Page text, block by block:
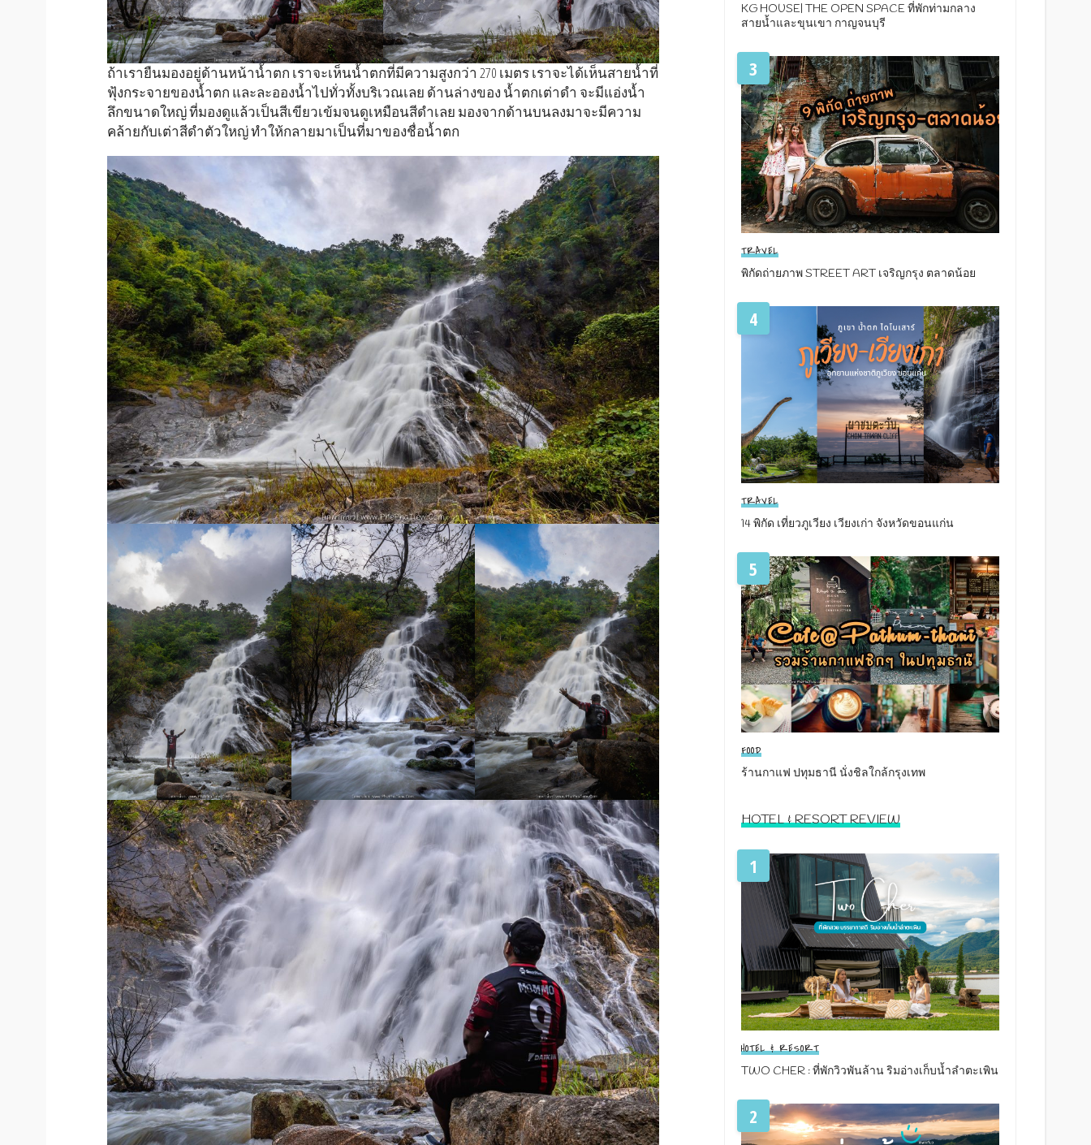
ถ้าเรายืนมองอยู่ด้านหน้าน้ำตก เราจะเห็นน้ำตกที่มีความสูงกว่า 270 เมตร เราจะได้เห็นสายน้ำที่
ฟุ้งกระจายของน้ำตก และละอองน้ำไปทั่วทั้งบริเวณเลย ด้านล่างของ น้ำตกเต่าดำ จะมีแอ่งน้ำ
ลึกขนาดใหญ่ ที่มองดูแล้วเป็นสีเขียวเข้มจนดูเหมือนสีดำเลย มองจากด้านบนลงมาจะมีความ
คล้ายกับเต่าสีดำตัวใหญ่ ทำให้กลายมาเป็นที่มาของชื่อน้ำตก
KG HOUSE| THE OPEN SPACE ที่พักท่ามกลาง
สายน้ำและขุนเขา กาญจนบุรี
3
TRAVEL
พิกัดถ่ายภาพ STREET ART เจริญกรุง ตลาดน้อย
4
TRAVEL
14 พิกัด เที่ยวภูเวียง เวียงเก่า จังหวัดขอนแก่น
5
FOOD
ร้านกาแฟ ปทุมธานี นั่งชิลใกล้กรุงเทพ
HOTEL & RESORT REVIEW
1
HOTEL & RESORT
TWO CHER : ที่พักวิวพันล้าน ริมอ่างเก็บน้ำลำตะเพิน
2